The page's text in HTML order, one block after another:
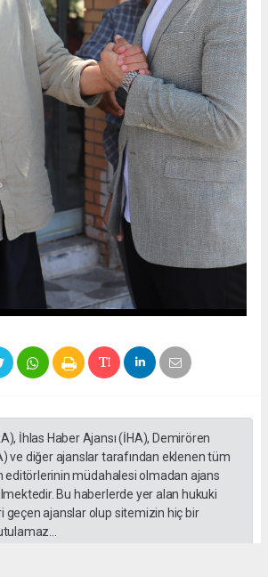
İhlas Haber Ajansı (İHA), Demirören
ve diğer ajanslar tarafından eklenen tüm
editörlerinin müdahalesi olmadan ajans
Bu haberlerde yer alan hukuki
geçen ajanslar olup sitemizin hiç bir